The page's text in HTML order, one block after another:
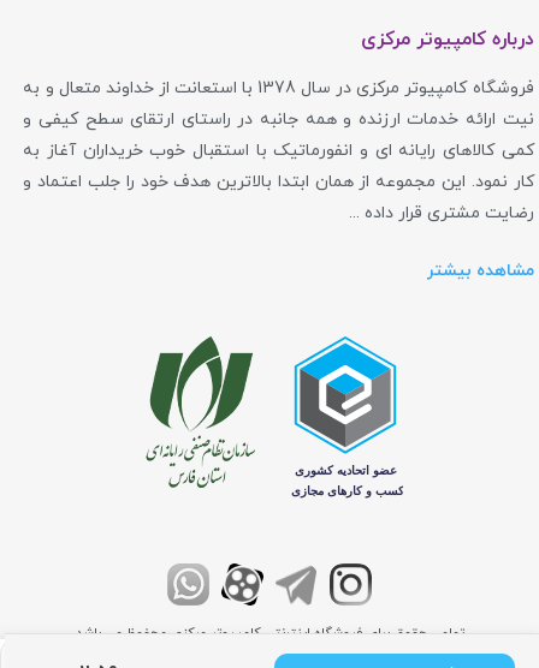
درباره کامپیوتر مرکزی
فروشگاه کامپیوتر مرکزی در سال 1378 با استعانت از خداوند متعال و به
نیت ارائه خدمات ارزنده و همه جانبه در راستای ارتقای سطح کیفی و
کمی کالاهای رایانه ای و انفورماتیک با استقبال خوب خریداران آغاز به
کار نمود. این مجموعه از همان ابتدا بالاترین هدف خود را جلب اعتماد و
رضایت مشتری قرار داده ...
مشاهده بیشتر
تمامی حقوق برای فروشگاه اینترنتی کامپیوتر مرکزی محفوظ می باشد